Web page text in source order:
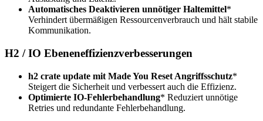
Automatisches Deaktivieren unnötiger Haltemittel*
Verhindert übermäßigen Ressourcenverbrauch und hält stabile
Kommunikation.
H2 / IO Ebeneneffizienzverbesserungen
h2 crate update mit Made You Reset Angriffsschutz*
Steigert die Sicherheit und verbessert auch die Effizienz.
Optimierte IO-Fehlerbehandlung* Reduziert unnötige
Retries und redundante Fehlerbehandlung.